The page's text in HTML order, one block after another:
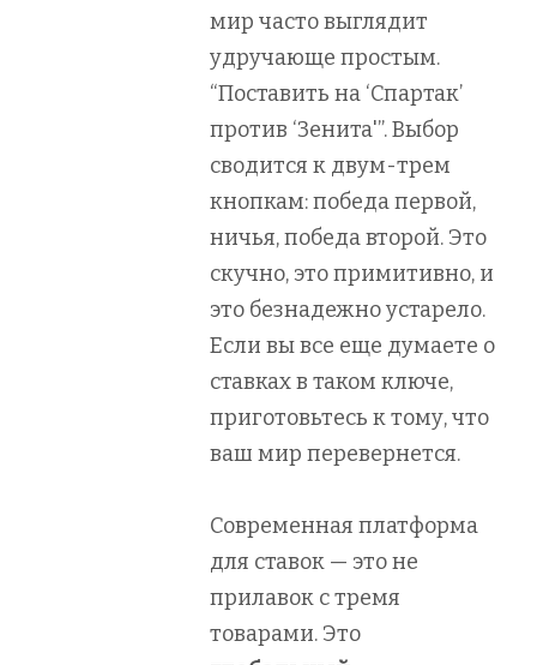
мир часто выглядит
удручающе простым.
“Поставить на ‘Спартак’
против ‘Зенита'”. Выбор
сводится к двум-трем
кнопкам: победа первой,
ничья, победа второй. Это
скучно, это примитивно, и
это безнадежно устарело.
Если вы все еще думаете о
ставках в таком ключе,
приготовьтесь к тому, что
ваш мир перевернется.
Современная платформа
для ставок — это не
прилавок с тремя
товарами. Это